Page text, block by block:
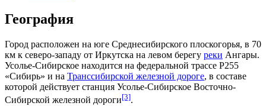
География
Город расположен на юге Среднесибирского плоскогорья, в 70
км к северо-западу от Иркутска на левом берегу реки Ангары.
Усолье-Сибирское находится на федеральной трассе Р255
«Сибирь» и на Транссибирской железной дороге, в составе
которой действует станция Усолье-Сибирское Восточно-
Сибирской железной дороги[3].